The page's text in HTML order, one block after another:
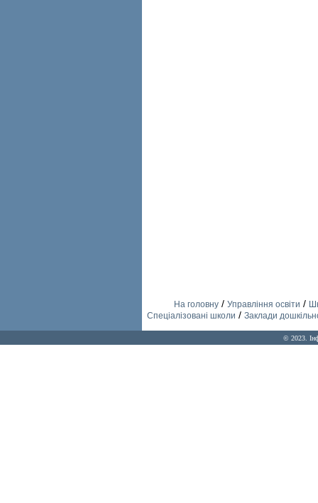
На головну/ Управління освіти /
Спеціалізовані школи / Заклади
© 2023.